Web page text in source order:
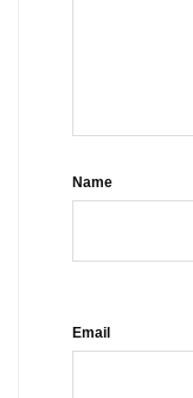
Name
Email